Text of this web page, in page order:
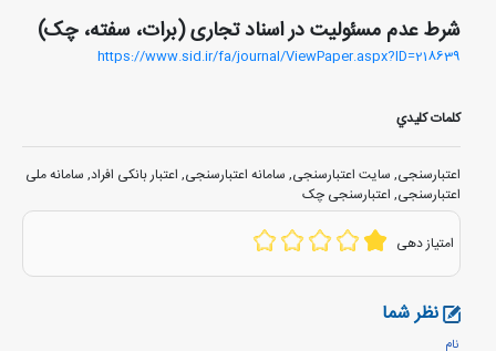
شرط عدم مسئوليت در اسناد تجاری (برات، سفته، چک)
https://www.sid.ir/fa/journal/ViewPaper.aspx?ID=218639
کلمات کليدي
اعتبارسنجی, سایت اعتبارسنجی, سامانه اعتبارسنجی, اعتبار بانکی افراد, سامانه ملی
اعتبارسنجی, اعتبارسنجی چک
امتیاز دهی
نظر شما
نام